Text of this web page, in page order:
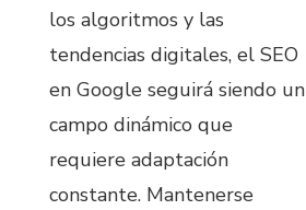
los algoritmos y las
tendencias digitales, el SEO
en Google seguirá siendo un
campo dinámico que
requiere adaptación
constante. Mantenerse